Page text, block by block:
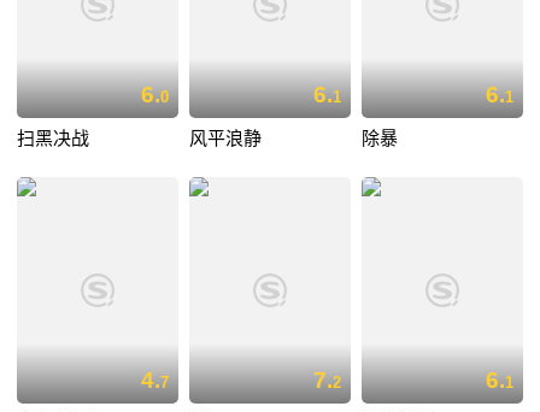
6.0
扫黑决战
6.1
风平浪静
6.1
除暴
4.7 7.2 6.1